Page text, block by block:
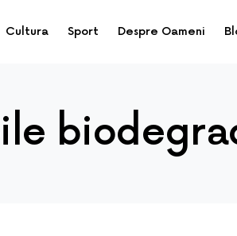
Cultura Sport Despre Oameni